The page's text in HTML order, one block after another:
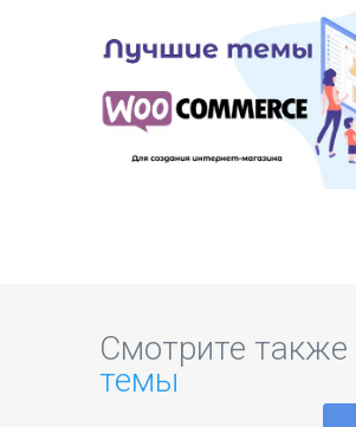
Смотрите также
темы